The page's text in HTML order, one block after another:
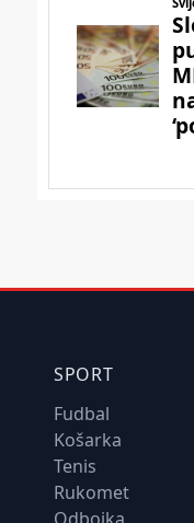
SPORT
Fudbal
Košarka
Tenis
Rukomet
Odbojka